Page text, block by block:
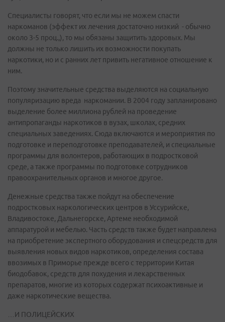
Специалисты говорят, что если мы не можем спасти
наркоманов (эффект их лечения достаточно низкий - обычно
около 3-5 проц.,), то мы обязаны защитить здоровых. Мы
должны не только лишить их возможности покупать
наркотики, но и с ранних лет привить негативное отношение к
ним.
Поэтому значительные средства выделяются на социальную
популяризацию вреда наркомании. В 2004 году запланировано
выделение более миллиона рублей на проведение
антипропаганды наркотиков в вузах, школах, средних
специальных заведениях. Сюда включаются и мероприятия по
подготовке и переподготовке преподавателей, и специальные
программы для волонтеров, работающих в подростковой
среде, а также программы по подготовке сотрудников
правоохранительных органов и многое другое.
Денежные средства также пойдут на обеспечение
подростковых наркологических центров в Уссурийске,
Владивостоке, Дальнегорске, Артеме необходимой
аппаратурой и мебелью. Часть средств также будет направлена
на приобретение экспертного оборудования и спецсредств для
выявления новых видов наркотиков, определения состава
ввозимых в Приморье прежде всего с территории Китая
биодобавок, средств для похудения и лекарственных
препаратов, многие из которых содержат психоактивные и
даже наркотические вещества.
…И ПОЛИЦЕЙСКИХ